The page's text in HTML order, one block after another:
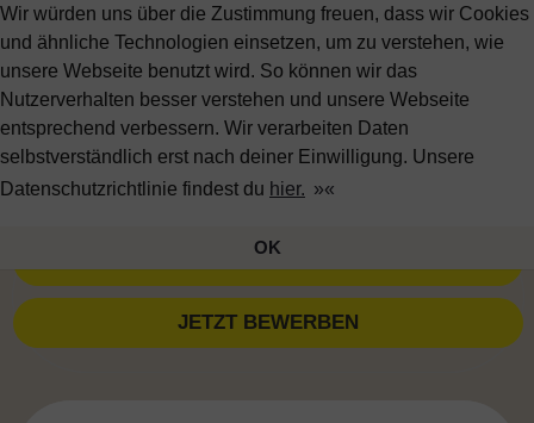
Wir würden uns über die Zustimmung freuen, dass wir Cookies
und ähnliche Technologien einsetzen, um zu verstehen, wie
unsere Webseite benutzt wird. So können wir das
Nutzerverhalten besser verstehen und unsere Webseite
entsprechend verbessern. Wir verarbeiten Daten
selbstverständlich erst nach deiner Einwilligung. Unsere
Datenschutzrichtlinie findest du hier.
OK
Alle Jobs
Arbeitsbereiche
Ausbildung & Studium
ZURÜCK
JETZT BEWERBEN